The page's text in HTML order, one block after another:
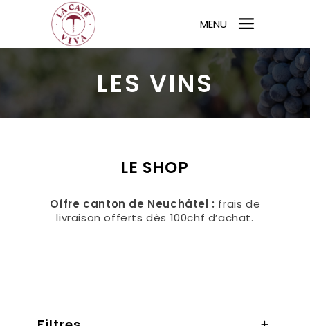
MENU
LES VINS
LE SHOP
Offre canton de Neuchâtel : frais de
livraison offerts dès 100chf d’achat.